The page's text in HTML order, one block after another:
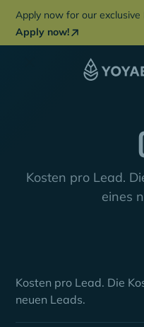
Apply now for our
Apply now!
Kosten pro Lead.
eines
Kosten pro Lead. Die
neuen Leads.